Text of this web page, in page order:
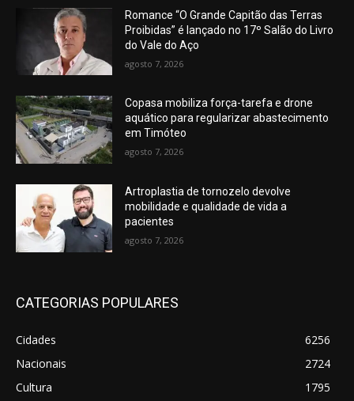
Romance “O Grande Capitão das Terras
Proibidas” é lançado no 17º Salão do Livro
do Vale do Aço
agosto 7, 2026
Copasa mobiliza força-tarefa e drone
aquático para regularizar abastecimento
em Timóteo
agosto 7, 2026
Artroplastia de tornozelo devolve
mobilidade e qualidade de vida a
pacientes
agosto 7, 2026
CATEGORIAS POPULARES
Cidades
6256
Nacionais
2724
Cultura
1795